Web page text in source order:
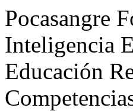
Pocasangre
Inteligencia
Educación